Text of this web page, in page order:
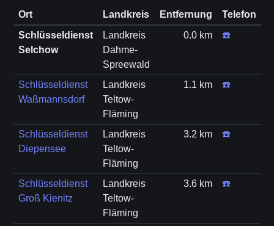
Ort Landkreis Entfernung
Telefon
Schlüsseldienst
Selchow
Landkreis
Dahme-
Spreewald
0.0 km ☎️
Schlüsseldienst
Waßmannsdorf
Landkreis
Teltow-
Fläming
1.1 km ☎️
Schlüsseldienst
Diepensee
Landkreis
Teltow-
Fläming
3.2 km ☎️
Schlüsseldienst
Groß Kienitz
Landkreis
Teltow-
Fläming
3.6 km ☎️